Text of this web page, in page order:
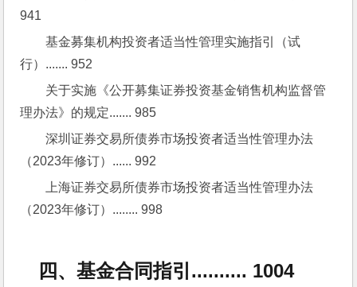
941
基金募集机构投资者适当性管理实施指引（试
行）....... 952
关于实施《公开募集证券投资基金销售机构监督管
理办法》的规定....... 985
深圳证券交易所债券市场投资者适当性管理办法
（2023年修订）...... 992
上海证券交易所债券市场投资者适当性管理办法
（2023年修订）........ 998
四、基金合同指引.......... 1004